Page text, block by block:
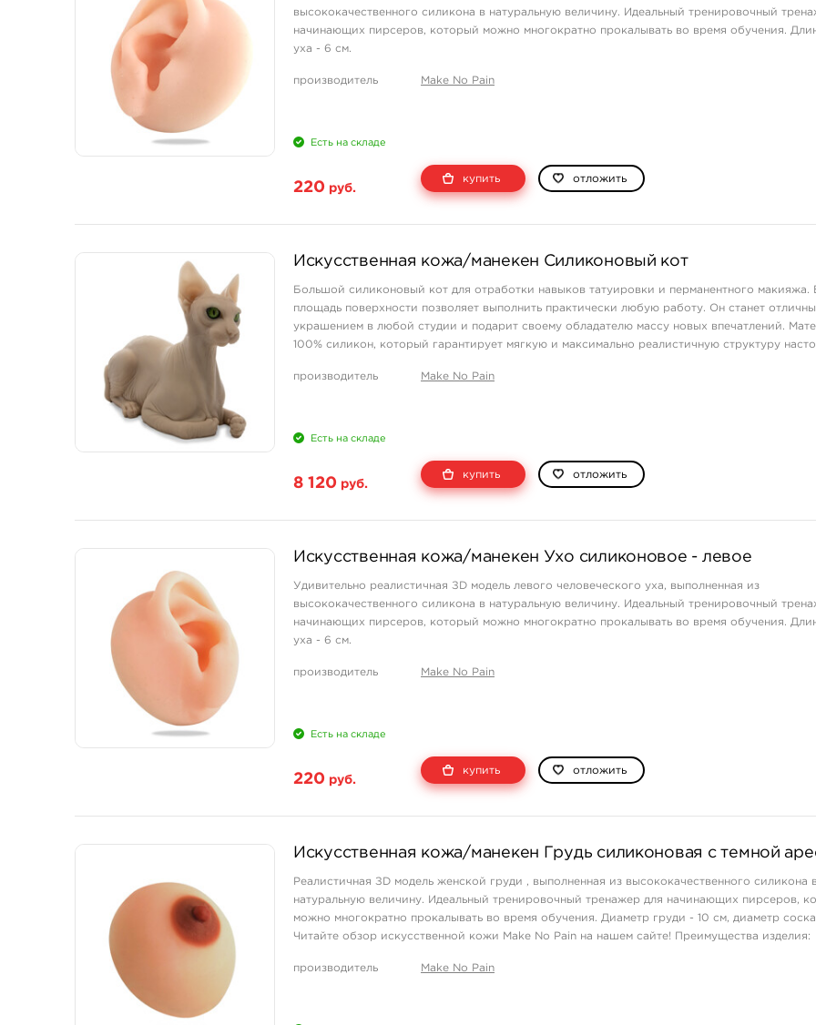
высококачественного силикона в натуральную величину. Идеальный тренировочный
начинающих пирсеров, который можно многократно прокалывать во время обучения.
уха - 6 см.
Максимально приближенна ...
производитель Make No Pain
Есть на складе
220 руб.
купить отложить
Искусственная кожа/манекен Силиконовый кот
Большой силиконовый кот для отработки навыков татуировки и перманентного макияжа.
площадь поверхности позволяет выполнить практически любую работу. Он станет
украшением в любой студии и подарит своему обладателю массу новых впечатлений.
100% силикон, который гарантирует мягкую и максимально реалистичную структуру
производитель
Make No Pain
Есть на складе
8 120 руб.
купить отложить
Искусственная кожа/манекен Ухо силиконовое - левое
Удивительно реалистичная ЗD модель левого человеческого уха, выполненная из
высококачественного силикона в натуральную величину. Идеальный тренировочный
начинающих пирсеров, который можно многократно прокалывать во время обучения.
уха - 6 см.
Максимально приближ ...
производитель Make No Pain
Есть на складе
220 руб.
купить отложить
Искусственная кожа/манекен Грудь силиконовая с темной
Реалистичная ЗD модель женской груди , выполненная из высококачественного силикона
натуральную величину. Идеальный тренировочный тренажер для начинающих пирсеров,
можно многократно прокалывать во время обучения. Диаметр груди - 10 см, диаметр соска
Читайте обзор искусственной кожи Make No Pain на нашем сайте! Преимущества изделия:
производитель
Make No Pain